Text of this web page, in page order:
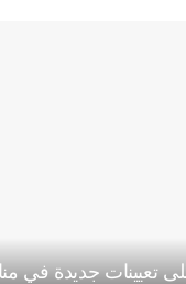
تعيينات جديدة في